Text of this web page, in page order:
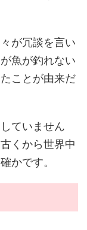
が冗談を言い
魚が釣れない
ことが由来だ
ていません
くから世界中
かです。